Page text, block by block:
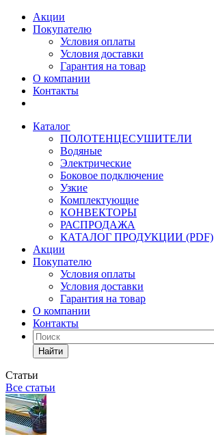
Акции
Покупателю
Условия оплаты
Условия доставки
Гарантия на товар
О компании
Контакты
Каталог
ПОЛОТЕНЦЕСУШИТЕЛИ
Водяные
Электрические
Боковое подключение
Узкие
Комплектующие
КОНВЕКТОРЫ
РАСПРОДАЖА
КАТАЛОГ ПРОДУКЦИИ (PDF)
Акции
Покупателю
Условия оплаты
Условия доставки
Гарантия на товар
О компании
Контакты
Найти
Статьи
Все статьи